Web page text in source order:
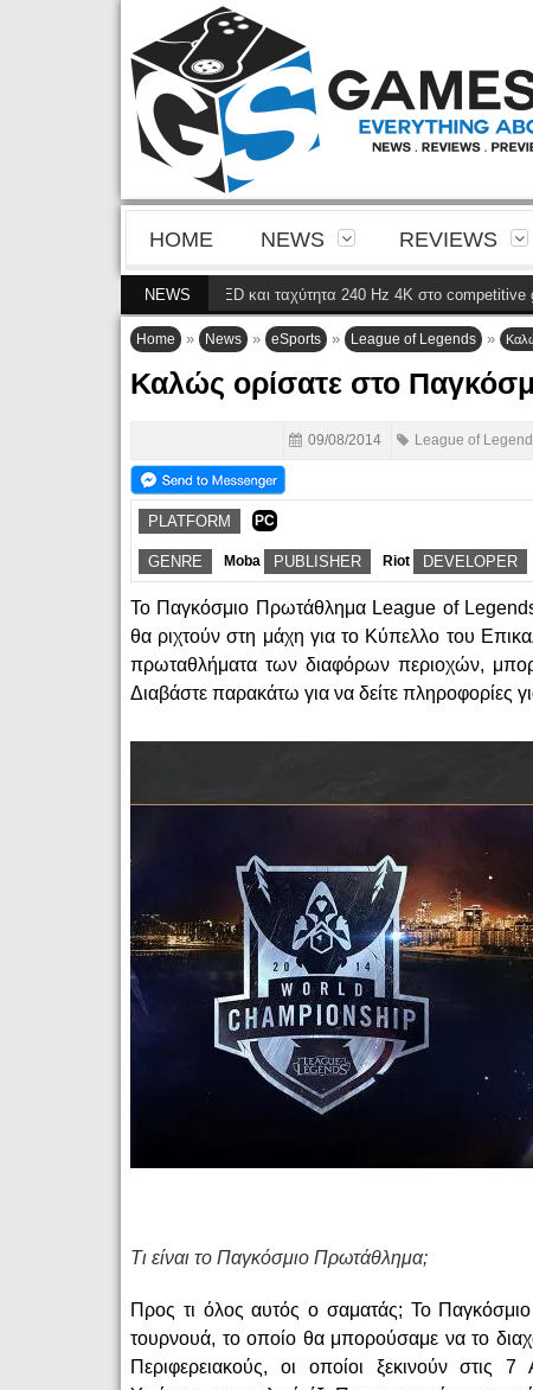
HOME NEWS REVIEWS
NEWS
της 4ης γενιάς QD-OLED και ταχύτητα 240 Hz 4K στο competitive gaming
Home » News » eSports » League of Legends »
Καλώς ορίσατε στο
09/08/2014 League of
PLATFORM PC
GENRE Moba PUBLISHER Riot DEVELOPER
Το Παγκόσμιο Πρωτάθλημα League of
θα ριχτούν στη μάχη για το Κύπελλο του
πρωταθλήματα των διαφόρων περιοχών,
Διαβάστε παρακάτω για να δείτε πληροφορίες
Τι είναι το Παγκόσμιο Πρωτάθλημα;
Προς τι όλος αυτός ο σαματάς; Το
τουρνουά, το οποίο θα μπορούσαμε να το
Περιφερειακούς, οι οποίοι ξεκινούν στις